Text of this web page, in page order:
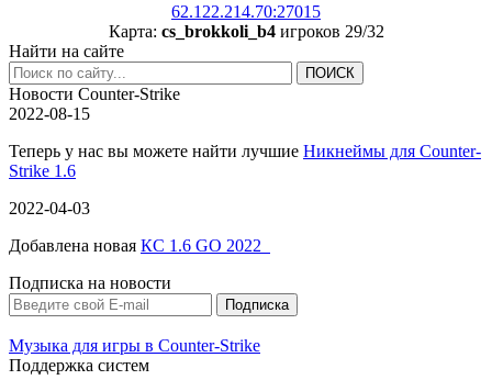
62.122.214.70:27015
Карта: cs_brokkoli_b4игроков 29/32
Найти на сайте
Новости Counter-Strike
2022-08-15
Теперь у нас вы можете найти лучшие Никнеймы для Counter-
Strike 1.6
2022-04-03
Добавлена новая КС 1.6 GO 2022
Подписка на новости
Музыка для игры в Counter-Strike
Поддержка систем